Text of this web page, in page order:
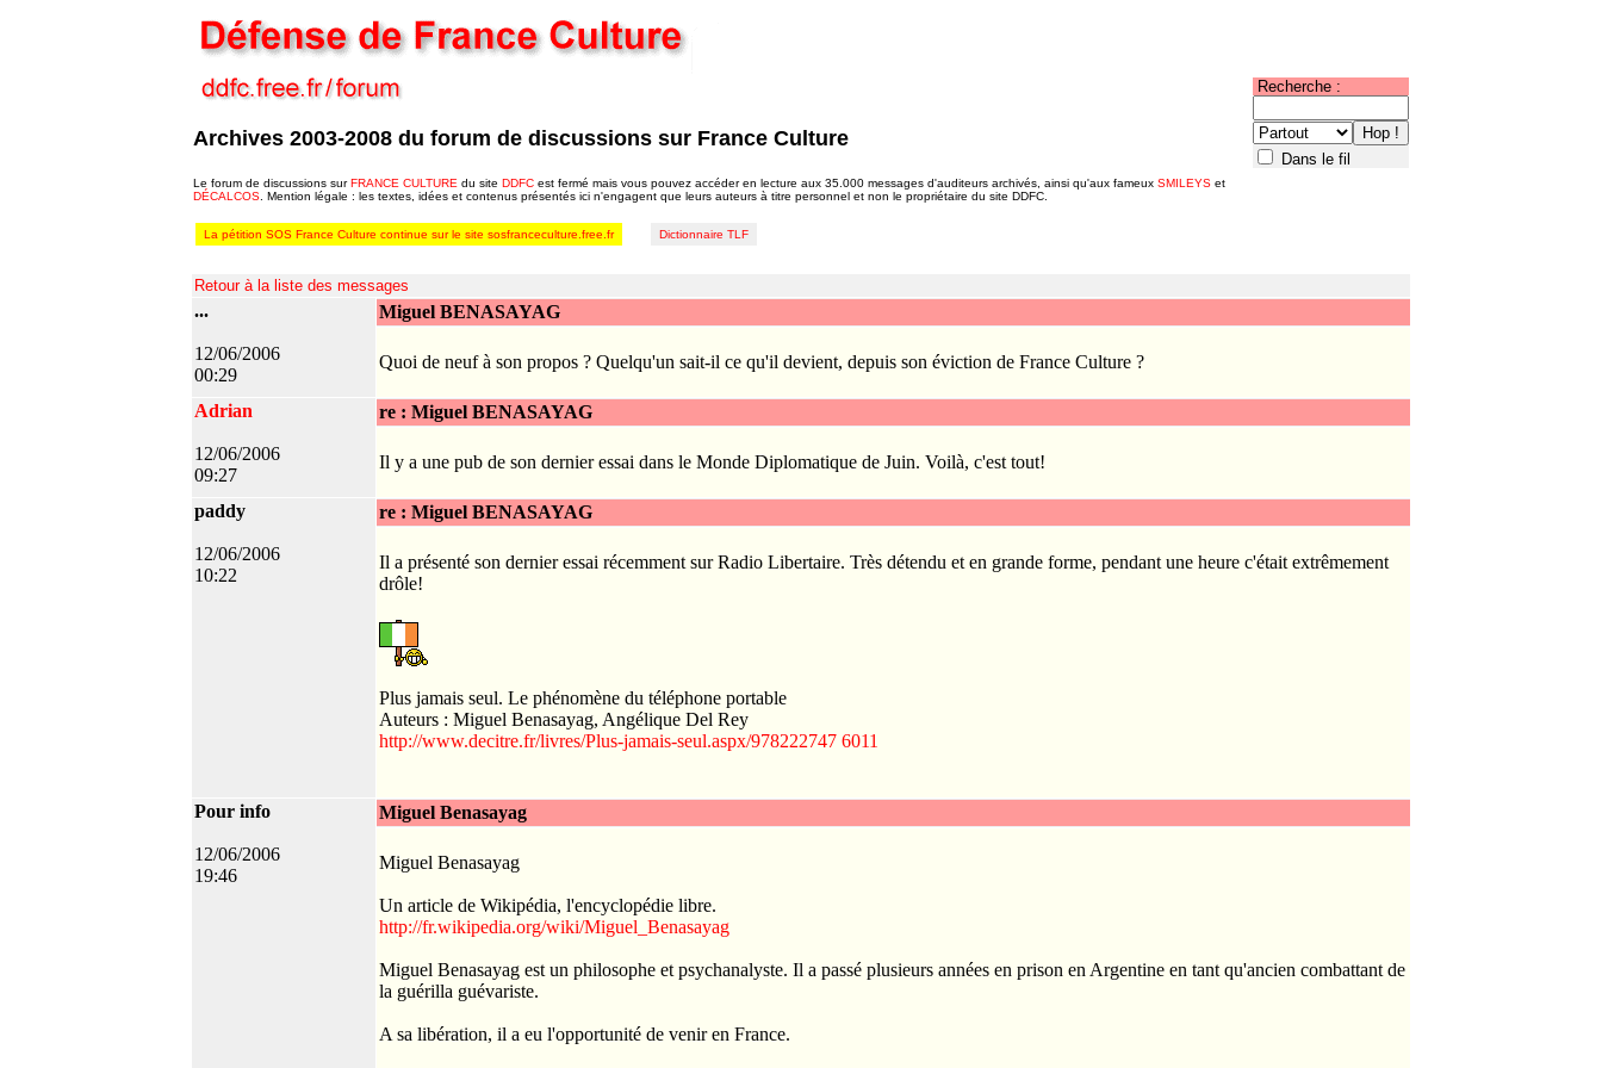
Archives 2003-2008 du forum de discussions sur France Culture
Le forum de discussions surFRANCE CULTURE du site DDFC est fermé mais vous pouvez accéder en lecture aux 35.000 messages d'auditeurs archivés, ainsi qu'aux fameux SMILEYS et
DÉCALCOS . Mention légale : les textes, idées et contenus présentés ici n'engagent que leurs auteurs à titre personnel et non le propriétaire du site DDFC.
La pétition SOS France Culture continue sur le site sosfranceculture.free.fr Dictionnaire TLF
Recherche :
Dans le fil
Retour à la liste des messages
...
12/06/2006
00:29
Miguel BENASAYAG
Quoi de neuf à son propos ? Quelqu'un sait-il ce qu'il devient, depuis son éviction de France Culture ?
Adrian
12/06/2006
09:27
re : Miguel BENASAYAG
Il y a une pub de son dernier essai dans le Monde Diplomatique de Juin. Voilà, c'est tout!
paddy
12/06/2006
10:22
re : Miguel BENASAYAG
Il a présenté son dernier essai récemment sur Radio Libertaire. Très détendu et en grande forme, pendant une heure c'était extrêmement
drôle!
Plus jamais seul. Le phénomène du téléphone portable
Auteurs : Miguel Benasayag, Angélique Del Rey
http://www.decitre.fr/livres/Plus-jamais-seul.aspx/978222747 6011
Pour info
12/06/2006
19:46
Miguel Benasayag
Miguel Benasayag
Un article de Wikipédia, l'encyclopédie libre.
http://fr.wikipedia.org/wiki/Miguel_Benasayag
Miguel Benasayag est un philosophe et psychanalyste. Il a passé plusieurs années en prison en Argentine en tant qu'ancien combattant de
la guérilla guévariste.
A sa libération, il a eu l'opportunité de venir en France.